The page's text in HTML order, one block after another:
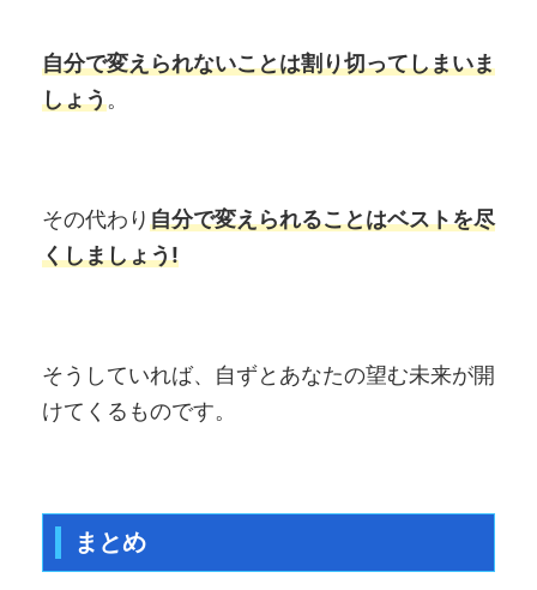
自分で変えられないことは割り切ってしまいま
しょう。
その代わり自分で変えられることはベストを尽
くしましょう!
そうしていれば、自ずとあなたの望む未来が開
けてくるものです。
まとめ